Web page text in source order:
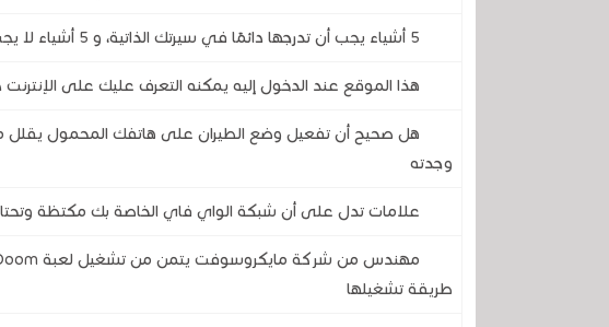
5 أشياء يجب أن تدرجها دائمًا في سيرتك الذاتية، و 5 أشياء لا يجب أن تضعها أبدًا
هذا الموقع عند الدخول إليه يمكنه التعرف عليك على
هل صحيح أن تفعيل وضع الطيران على هاتفك المحمول يقلل
وجدته
علامات تدل على أن شبكة الواي فاي الخاصة بك مكتظة
طريقة تشغيلها